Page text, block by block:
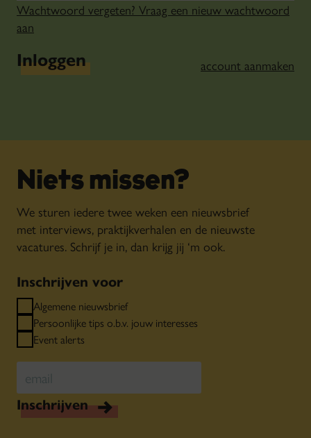
Wachtwoord vergeten? Vraag een nieuw wachtwoord
aan
Inloggen account aanmaken
Niets missen?
We sturen iedere twee weken een nieuwsbrief
met interviews, praktijkverhalen en de nieuwste
vacatures. Schrijf je in, dan krijg jij ‘m ook.
Inschrijven voor
Algemene nieuwsbrief
Persoonlijke tips o.b.v. jouw interesses
Event alerts
Inschrijven